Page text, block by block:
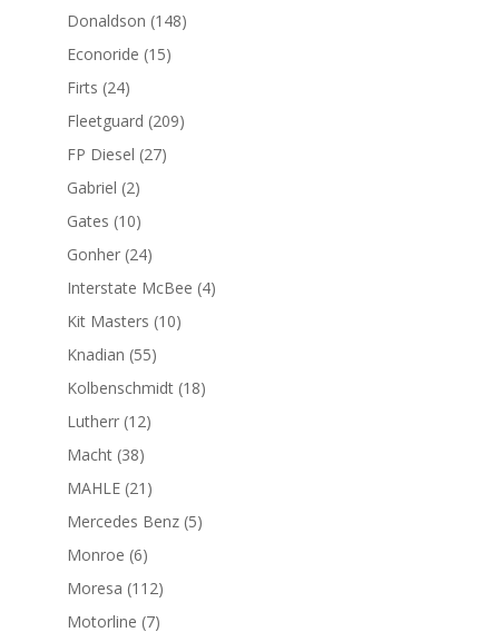
productos
Donaldson 148148
Econoride 1515
Firts 2424
productos
Fleetguard 209209
FP Diesel 2727
Gabriel 22
productos
Gates 1010
productos
Gonher 2424
productos
Interstate McBee 44
Kit Masters 1010
Knadian 5555
productos
Kolbenschmidt 1818
Lutherr 1212
Macht 3838
productos
MAHLE 21 21
productos
Mercedes Benz 55
Monroe 66
productos
Moresa 112112
productos
Motorline 77